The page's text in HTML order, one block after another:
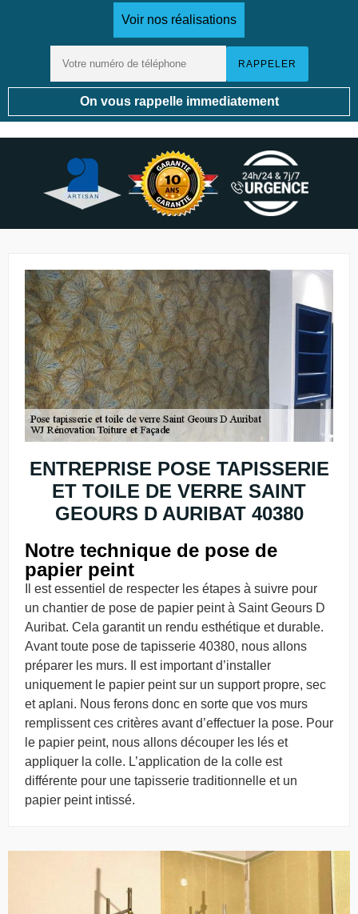
Voir nos réalisations
On vous rappelle immediatement
ENTREPRISE POSE TAPISSERIE
ET TOILE DE VERRE SAINT
GEOURS D AURIBAT 40380
Notre technique de pose de
papier peint
Il est essentiel de respecter les étapes à suivre pour
un chantier de pose de papier peint à Saint Geours D
Auribat. Cela garantit un rendu esthétique et durable.
Avant toute pose de tapisserie 40380, nous allons
préparer les murs. Il est important d’installer
uniquement le papier peint sur un support propre, sec
et aplani. Nous ferons donc en sorte que vos murs
remplissent ces critères avant d’effectuer la pose. Pour
le papier peint, nous allons découper les lés et
appliquer la colle. L’application de la colle est
différente pour une tapisserie traditionnelle et un
papier peint intissé.